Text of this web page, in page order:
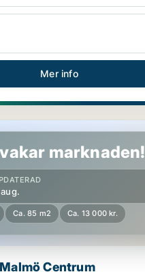
Mer info
marknaden!
Ca. 85 m2 Ca. 13 000 kr.
Centrum